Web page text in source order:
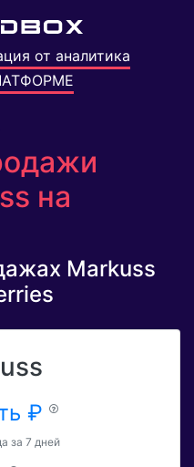
от аналитика
на
Markuss
₽
за 7 дней